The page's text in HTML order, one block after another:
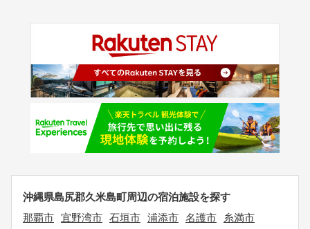
沖縄県島尻郡久米島町周辺の宿泊施設を探す
那覇市 宜野湾市 石垣市 浦添市 名護市
糸満市